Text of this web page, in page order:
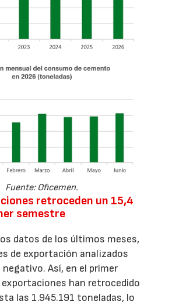
Fuente: Oficemen.
retroceden un 15,4
semestre
datos de los últimos meses,
de exportación analizados
Así, en el primer
han retrocedido
las 1.945.191 toneladas, lo